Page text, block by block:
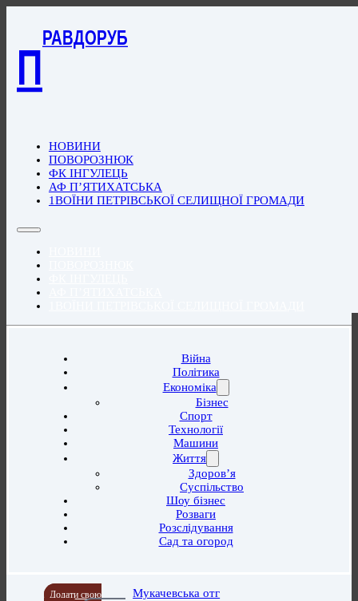
П
РАВДОРУБ
НОВИНИ
ПОВОРОЗНЮК
ФК ІНГУЛЕЦЬ
АФ П’ЯТИХАТСЬКА
1ВОЇНИ ПЕТРІВСЬКОЇ СЕЛИЩНОЇ ГРОМАДИ
Війна
Політика
Економіка
Бізнес
Спорт
Технології
Машини
Життя
Здоров’я
Суспільство
Шоу бізнес
Розваги
Розслідування
Сад та огород
Додати свою
Мукачевська отг